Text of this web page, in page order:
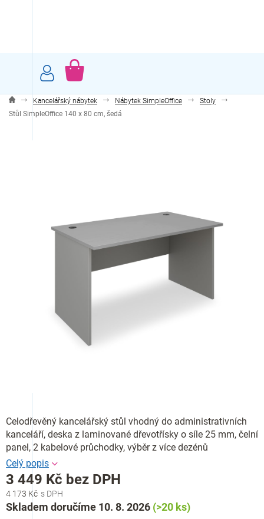
NÁKUPNÍ
Kancelářský nábytek Nábytek SimpleOffice
Stoly
Stůl SimpleOffice 140 x 80 cm, šedá
4 173 Kč
3 449 Kč bez DPH
Měrná
cena:
Skladem doručíme 10. 8. 2026 (>20 ks)
Celodřevěný kancelářský stůl vhodný do administrativních
kanceláří, deska z laminované dřevotřísky o síle 25 mm, čelní
panel, 2 kabelové průchodky, výběr z více dezénů